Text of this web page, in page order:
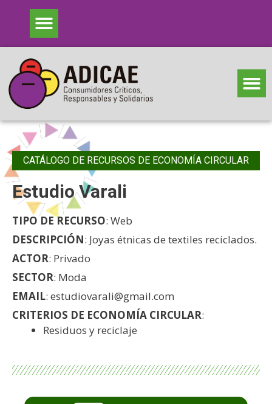
CATÁLOGO DE RECURSOS DE ECONOMÍA CIRCULAR
Estudio Varali
TIPO DE RECURSO: Web
DESCRIPCIÓN: Joyas étnicas de textiles reciclados.
ACTOR: Privado
SECTOR: Moda
EMAIL: estudiovarali@gmail.com
CRITERIOS DE ECONOMÍA CIRCULAR:
Residuos y reciclaje